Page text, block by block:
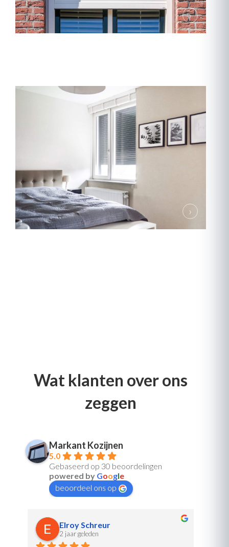
Wat klanten over ons
zeggen
Markant Kozijnen
5.0
Gebaseerd op 30 beoordelingen
powered by Google
beoordeel ons op
Elroy Schreur
2 jaar geleden